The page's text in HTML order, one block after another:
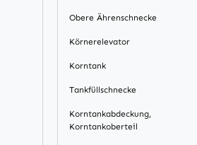
Obere Ährenschnecke
Körnerelevator
Korntank
Tankfüllschnecke
Korntankabdeckung,
Korntankoberteil